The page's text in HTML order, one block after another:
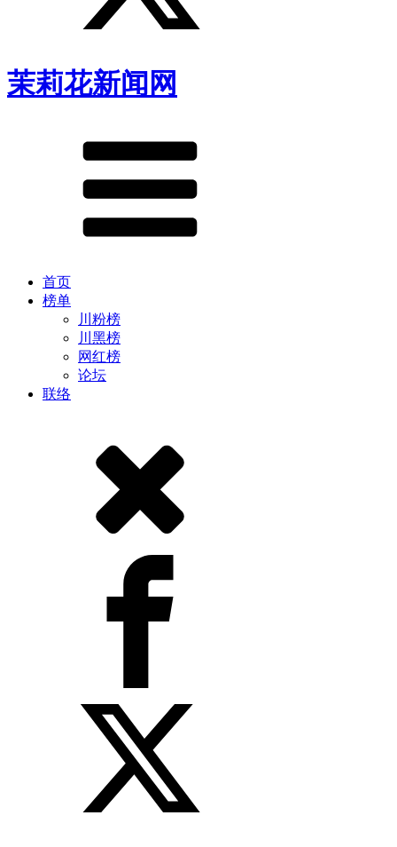
茉莉花新闻网
首页
榜单
川粉榜
川黑榜
网红榜
论坛
联络